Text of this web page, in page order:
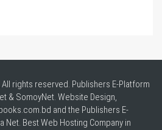
rights reserved. Publishers E-Platform
& SomoyNet. Website Design,
and the Publishers E-
Net. BestWeb Hosting Company in